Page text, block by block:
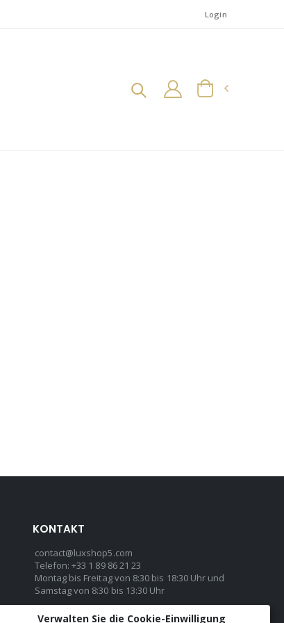
Login
KONTAKT
contact@luxshop5.com
Telefon: +33 1 89 86 21 23
Montag bis Freitag von 8:30 bis 18:30 Uhr und
Samstag von 8:30 bis 13:30 Uhr
Verwalten Sie die Cookie-Einwilligung